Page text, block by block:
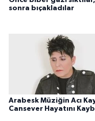
sonra bıçakladılar
Arabesk Müziğin Acı
Cansever Hayatını